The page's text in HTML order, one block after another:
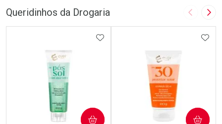
Queridinhos da Drogaria Imagem
ADICIONAR AOS FAVORITOS
COMPRAR COMPRAR